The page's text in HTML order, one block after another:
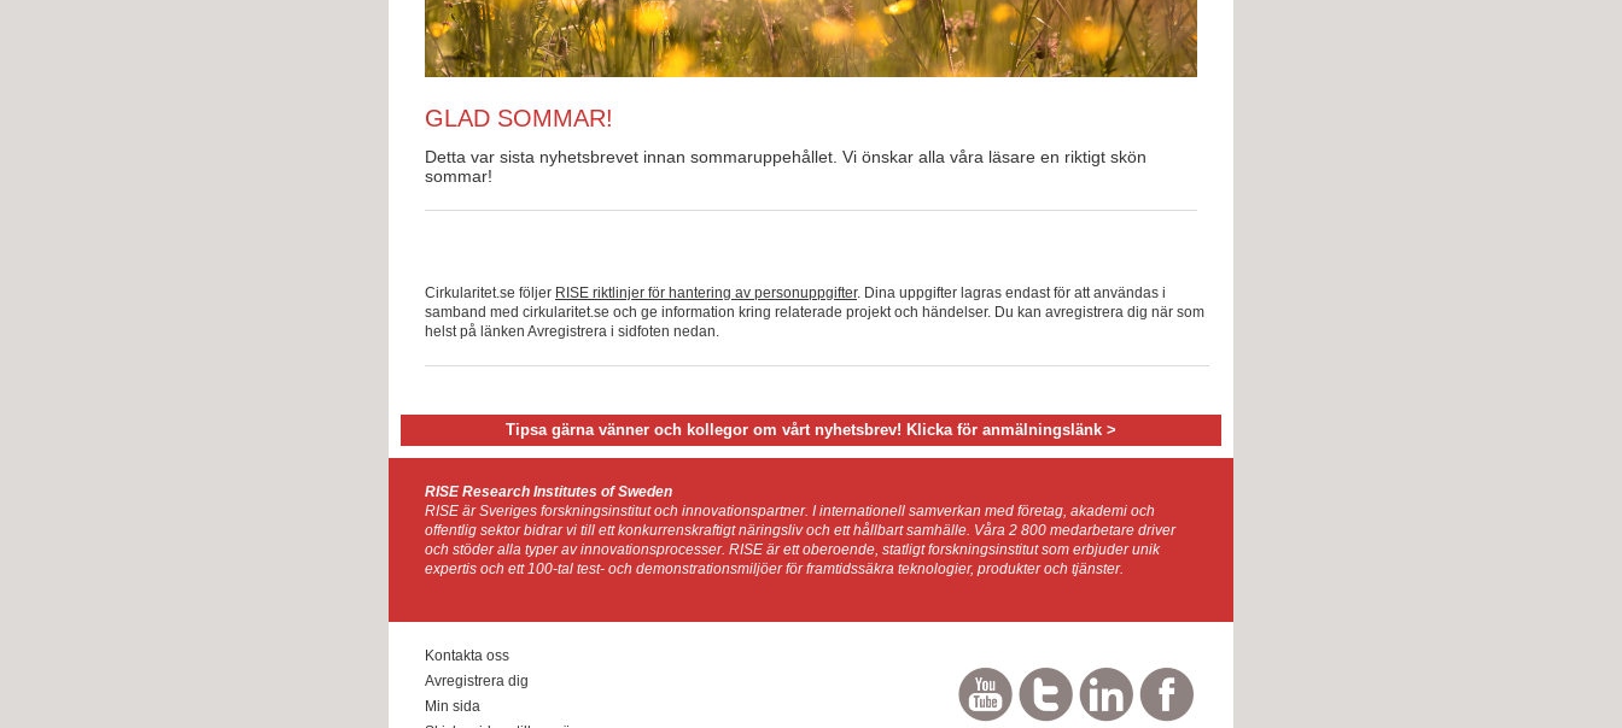
GLAD SOMMAR!
Detta var sista nyhetsbrevet innan sommaruppehållet. Vi önskar alla våra läsare en riktigt skön
sommar!
Cirkularitet.se följer RISE riktlinjer för hantering av personuppgifter. Dina uppgifter lagras endast för att användas i
samband med cirkularitet.se och ge information kring relaterade projekt och händelser. Du kan avregistrera dig när som
helst på länken Avregistrera i sidfoten nedan.
Tipsa gärna vänner och kollegor om vårt nyhetsbrev! Klicka för anmälningslänk >
RISE Research Institutes of Sweden
RISE är Sveriges forskningsinstitut och innovationspartner. I internationell samverkan med företag, akademi och
offentlig sektor bidrar vi till ett konkurrenskraftigt näringsliv och ett hållbart samhälle. Våra 2 800 medarbetare driver
och stöder alla typer av innovationsprocesser. RISE är ett oberoende, statligt forskningsinstitut som erbjuder unik
expertis och ett 100-tal test- och demonstrationsmiljöer för framtidssäkra teknologier, produkter och tjänster.
Kontakta oss
Avregistrera dig
Min sida